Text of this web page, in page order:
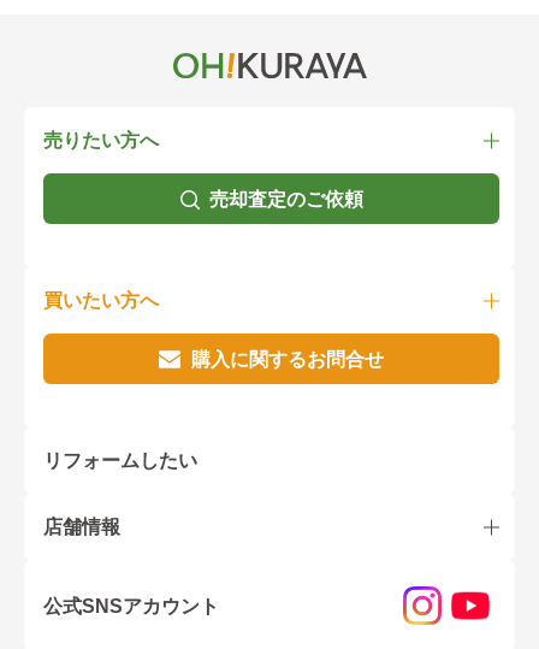
売りたい方へ
売却査定のご依頼
買いたい方へ
購入に関するお問合せ
リフォームしたい
店舗情報
公式SNSアカウント